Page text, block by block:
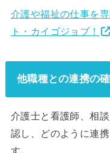
介護や福祉の仕事を
ト・カイゴジョブ！
他職種との連携の
介護士と看護師、相
認し、どのように連